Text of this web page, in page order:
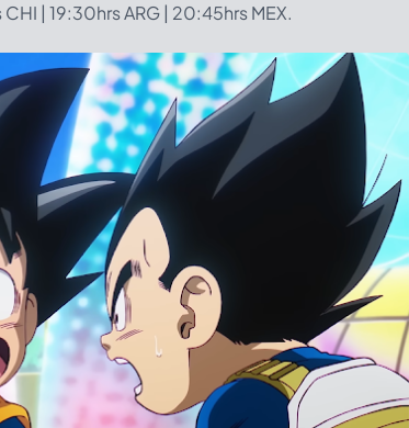
| 19:30hrs ARG | 20:45hrs MEX.